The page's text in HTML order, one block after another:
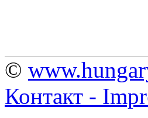
©
Контакт -